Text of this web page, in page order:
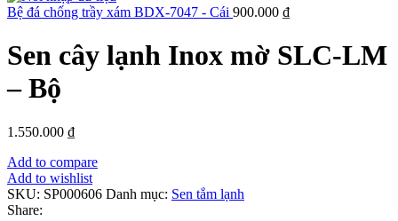
Bệ đá chống trầy xám BDX-7047 - Cái 900.000 ₫
Sen cây lạnh Inox mờ SLC-LM
– Bộ
1.550.000 ₫
Add to compare
Add to wishlist
SKU: SP000606 Danh mục: Sen tắm lạnh
Share: